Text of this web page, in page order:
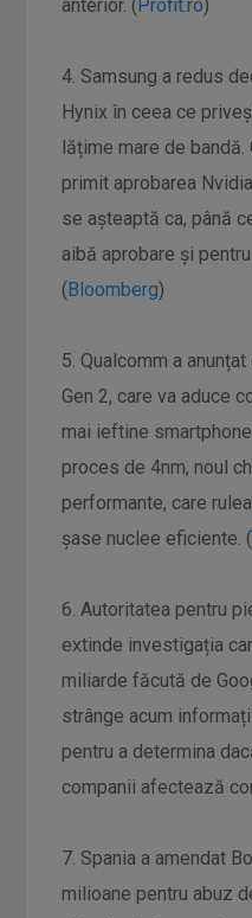
anterior. (Profit.ro)
4. Samsung a redus
Hynix în ceea ce
lățime mare de bandă.
primit aprobarea
se așteaptă ca, până
aibă aprobare și
(Bloomberg)
5. Qualcomm a
Gen 2, care va aduce
mai ieftine
proces de 4nm, noul
performante, care
șase nuclee eficiente. (
6. Autoritatea pentru
extinde investigația
miliarde făcută de
strânge acum
pentru a determina
companii afectează
7. Spania a amendat
milioane pentru abuz